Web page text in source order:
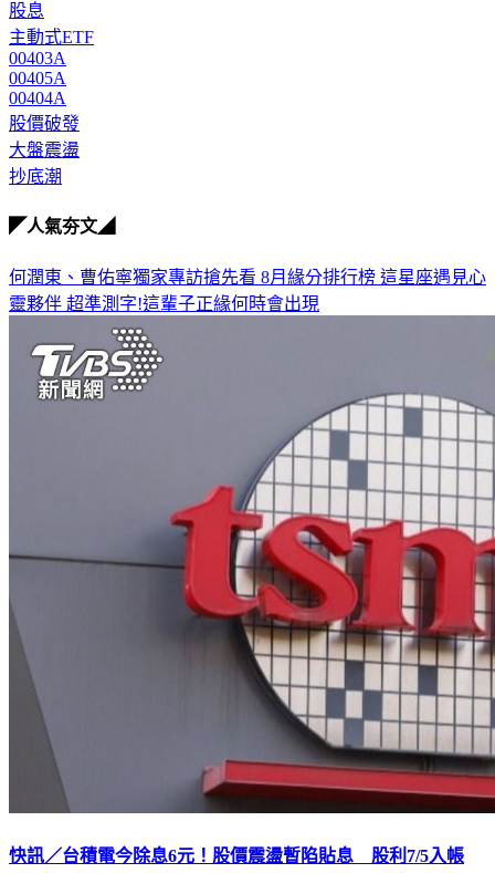
主動式ETF
00403A
00405A
00404A
股價破發
大盤震盪
抄底潮
靈夥伴 超準測字!這輩子正緣何時會出現